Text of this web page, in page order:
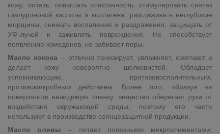
кожу, питать, повышать эластичность, стимулировать синтез
гиалуроновой кислоты и коллагена, разглаживать неглубокие
морщины, снимать воспаления и раздражения, защищать от
УФ-лучей и заживлять повреждения. Не способствует
появлению комедонов, не забивает поры.
Масло кокоса – отлично тонизирует, увлажняет, смягчает и
делает кожу невероятно шелковистой. Обладает
успокаивающим, противовоспалительным,
противомикробным действием. Более того, образуя на
поверхности невидимую пленку, вещество оберегает руки от
воздействия окружающей среды, поэтому его часто
используют в производстве солнцезащитной продукции.
Масло оливы– питает полезными микроэлементами,